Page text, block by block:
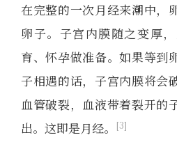
在完整的一次月经来潮中，
卵子。子宫内膜随之变厚
育、怀孕做准备。如果等到
子相遇的话，子宫内膜将会
血管破裂，血液带着裂开的
出。这即是月经。
3